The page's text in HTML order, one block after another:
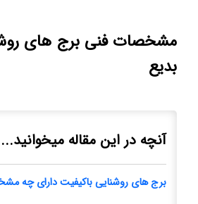
مشخصات فنی برج های
بدیع
آنچه در این مقاله میخوانید...
برج های روشنایی باکیفیت دارای چه